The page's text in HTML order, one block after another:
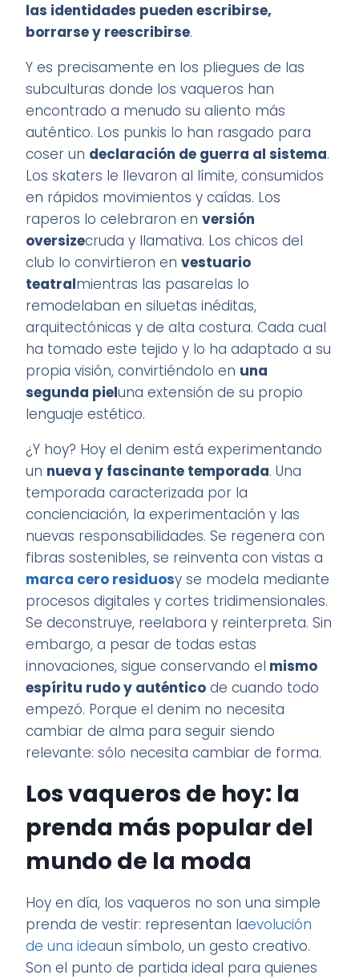
las identidades pueden escribirse,
borrarse y reescribirse.
Y es precisamente en los pliegues de las
subculturas donde los vaqueros han
encontrado a menudo su aliento más
auténtico. Los punkis lo han rasgado para
coser un declaración de guerra al sistema.
Los skaters le llevaron al límite, consumidos
en rápidos movimientos y caídas. Los
raperos lo celebraron enversión
oversizecruda y llamativa. Los chicos del
club lo convirtieron envestuario
teatralmientras las pasarelas lo
remodelaban en siluetas inéditas,
arquitectónicas y de alta costura. Cada cual
ha tomado este tejido y lo ha adaptado a su
propia visión, convirtiéndolo en una
segunda pieluna extensión de su propio
lenguaje estético.
¿Y hoy? Hoy el denim está experimentando
un nueva y fascinante temporada. Una
temporada caracterizada por la
concienciación, la experimentación y las
nuevas responsabilidades. Se regenera con
fibras sostenibles, se reinventa con vistas a
marca cero residuosy se modela mediante
procesos digitales y cortes tridimensionales.
Se deconstruye, reelabora y reinterpreta. Sin
embargo, a pesar de todas estas
innovaciones, sigue conservando el mismo
espíritu rudo y auténtico de cuando todo
empezó. Porque el denim no necesita
cambiar de alma para seguir siendo
relevante: sólo necesita cambiar de forma.
Los vaqueros de hoy: la
prenda más popular del
mundo de la moda
Hoy en día, los vaqueros no son una simple
prenda de vestir: representan laevolución
de una ideaun símbolo, un gesto creativo.
Son el punto de partida ideal para quienes